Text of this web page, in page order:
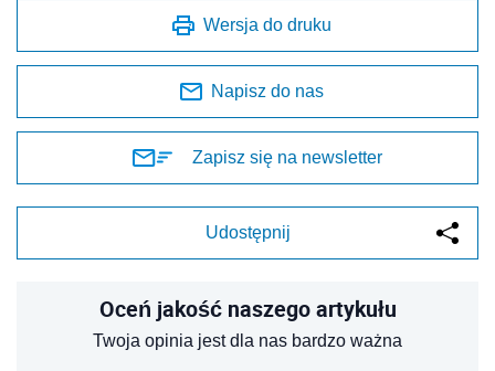
Wersja do druku
Napisz do nas
Zapisz się na newsletter
Udostępnij
Oceń jakość naszego artykułu
Twoja opinia jest dla nas bardzo ważna